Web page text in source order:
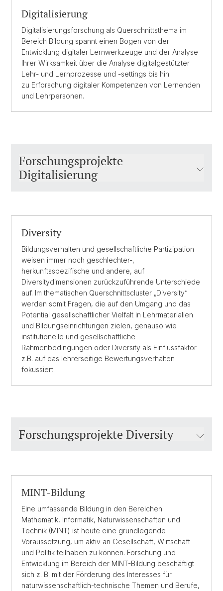
Digitalisierung
Digitalisierungsforschung als Querschnittsthema im
Bereich Bildung spannt einen Bogen von der
Entwicklung digitaler Lernwerkzeuge und der Analyse
Ihrer Wirksamkeit über die Analyse digitalgestützter
Lehr- und Lernprozesse und -settings bis hin
zu Erforschung digitaler Kompetenzen von Lernenden
und Lehrpersonen.
Forschungsprojekte
Digitalisierung
Diversity
Bildungsverhalten und gesellschaftliche Partizipation
weisen immer noch geschlechter-,
herkunftsspezifische und andere, auf
Diversitydimensionen zurückzuführende Unterschiede
auf. Im thematischen Querschnittscluster „Diversity“
werden somit Fragen, die auf den Umgang und das
Potential gesellschaftlicher Vielfalt in Lehrmaterialien
und Bildungseinrichtungen zielen, genauso wie
institutionelle und gesellschaftliche
Rahmenbedingungen oder Diversity als Einflussfaktor
z.B. auf das lehrerseitige Bewertungsverhalten
fokussiert.
Forschungsprojekte Diversity
MINT-Bildung
Eine umfassende Bildung in den Bereichen
Mathematik, Informatik, Naturwissenschaften und
Technik (MINT) ist heute eine grundlegende
Voraussetzung, um aktiv an Gesellschaft, Wirtschaft
und Politik teilhaben zu können. Forschung und
Entwicklung im Bereich der MINT-Bildung beschäftigt
sich z. B. mit der Förderung des Interesses für
naturwissenschaftlich-technische Themen und Berufe,